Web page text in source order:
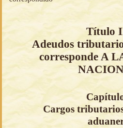
Título
Adeudos
corresponde A
Cargos